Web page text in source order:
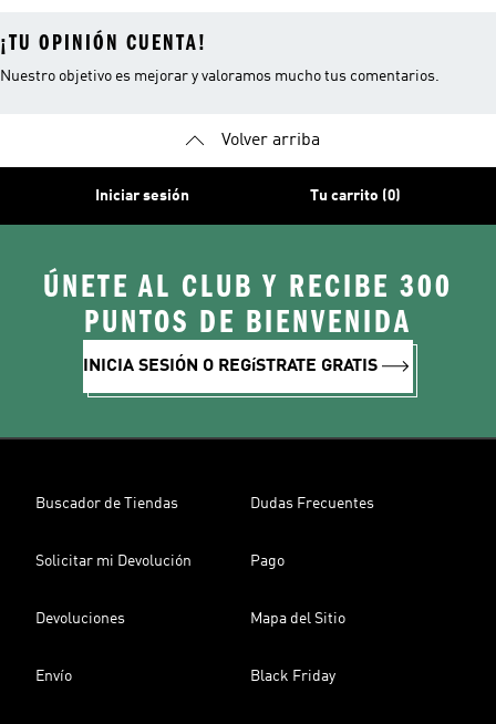
¡TU OPINIÓN CUENTA!
Nuestro objetivo es mejorar y valoramos mucho tus comentarios.
Volver arriba
Iniciar sesión Tu carrito (0)
ÚNETE AL CLUB Y RECIBE 300
PUNTOS DE BIENVENIDA
INICIA SESIÓN O REGíSTRATE GRATIS
Buscador de Tiendas Dudas Frecuentes
Solicitar mi Devolución Pago
Devoluciones Mapa del Sitio
Envío Black Friday